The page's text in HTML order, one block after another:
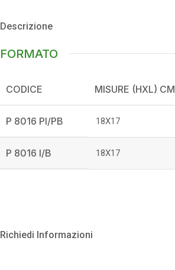
Descrizione
FORMATO
CODICE MISURE (HXL) CM
P 8016 PI/PB 18X17
P 8016 I/B 18X17
Richiedi Informazioni